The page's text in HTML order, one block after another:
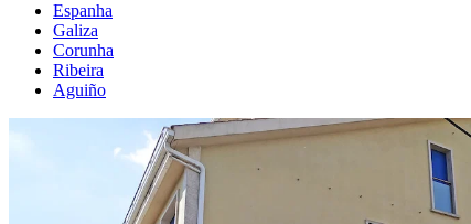
Espanha
Galiza
Corunha
Ribeira
Aguiño